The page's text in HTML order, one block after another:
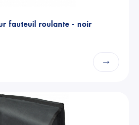
fauteuil roulante - noir
→